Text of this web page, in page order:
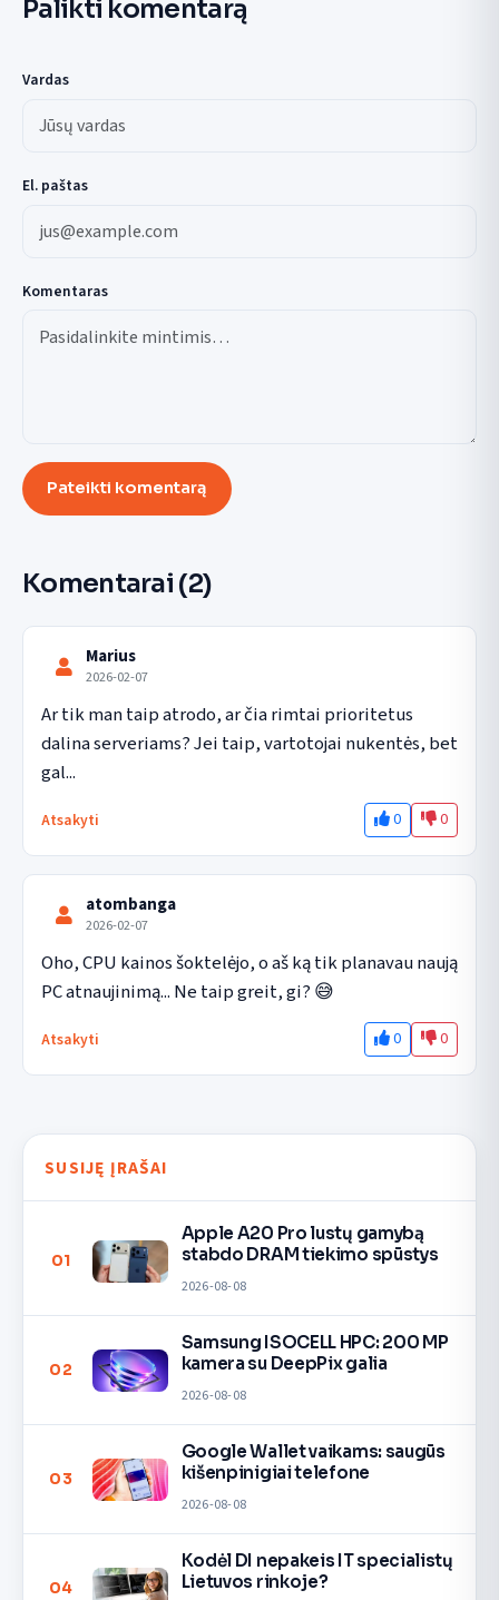
Palikti komentarą
Vardas
El. paštas
Komentaras
Pateikti komentarą
Komentarai (2)
Marius
2026-02-07
Ar tik man taip atrodo, ar čia rimtai prioritetus
dalina serveriams? Jei taip, vartotojai nukentės, bet
gal...
Atsakyti 0 0
atombanga
2026-02-07
Oho, CPU kainos šoktelėjo, o aš ką tik planavau naują
PC atnaujinimą... Ne taip greit, gi? 😅
Atsakyti 0 0
SUSIJĘ ĮRAŠAI
01
Apple A20 Pro lustų gamybą
stabdo DRAM tiekimo spūstys
2026-08-08
02
Samsung ISOCELL HPC: 200 MP
kamera su DeepPix galia
2026-08-08
03
Google Wallet vaikams: saugūs
kišenpinigiai telefone
2026-08-08
04
Kodėl DI nepakeis IT specialistų
Lietuvos rinkoje?